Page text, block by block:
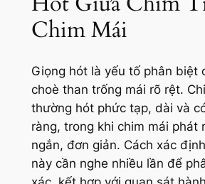
Chim Mái
Giọng hót là yếu tố phân biệt
choè than trống mái rõ rệt.
thường hót phức tạp, dài và
ràng, trong khi chim mái phát
ngắn, đơn giản. Cách xác
này cần nghe nhiều lần để